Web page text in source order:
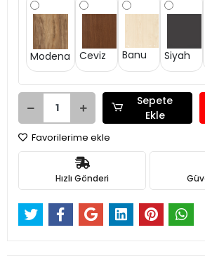
Modena Ceviz Banu Siyah
Sepete
Ekle
Favorilerime ekle
Hızlı Gönderi